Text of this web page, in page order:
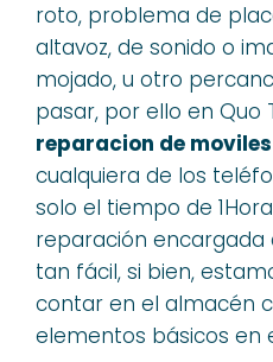
roto, problema de
altavoz, de sonido o
mojado, u otro
pasar, por ello en Quo
reparacion de moviles
cualquiera de los
solo el tiempo de
reparación
tan fácil, si bien,
contar en el almacén
elementos básicos en